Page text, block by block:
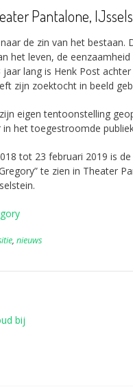
Pantalone,
de zin van het bestaan.
het leven, de eenzaamheid
jaar lang is Henk Post
zijn zoektocht in beeld
eigen tentoonstelling
het toegestroomde
tot 23 februari 2019 is
te zien in Theater
, nieuws
bij